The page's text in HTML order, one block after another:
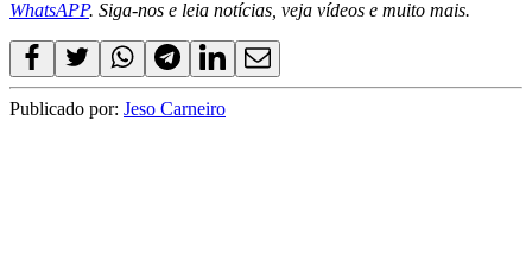
WhatsAPP. Siga-nos e leia notícias, veja vídeos e muito mais.
Publicado por: Jeso Carneiro